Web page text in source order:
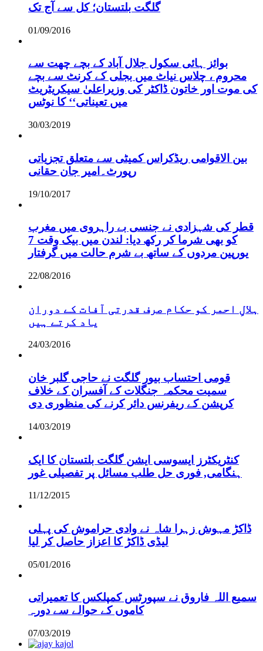
گلگت بلتستان؛ کل سے آج تک
01/09/2016
بوائز ہائی سکول جلال آباد کے بچے چھت سے
محروم ، چلاس نیاٹ میں بجلی کے کرنٹ سے بچے
کی موت اور خاتون ڈاکٹر کی وزیراعلیٰ سیکریٹریٹ
میں تعیناتی‘‘ کا نوٹس
30/03/2019
بین الاقوامی ریڈکراس کمیٹی سے متعلق تجزیاتی
رپورٹ۔امیر جان حقانی
19/10/2017
قطر کی شہزادی نے جنسی بے راہروی میں مغرب
کو بھی شرما کر رکھ دیا: لندن میں بیک وقت 7
یورپین مردوں کے ساتھ بے شرم حالت میں گرفتار
22/08/2016
ہلالِ احمر کو حکام صرف قدرتی آفات کے دوران
یاد کرتے ہیں
24/03/2016
قومی احتساب بیور گلگت نے حاجی گلبر خان
سمیت محکمہ جنگلات کے آفسران کے خلاف
کرپشن کے ریفرنس دائر کرنے کی منظوری دی
14/03/2019
کنٹریکٹرز ایسوسی ایشن گلگت بلتستان کا ایک
ہنگامی, فوری حل طلب مسائل پر تفصیلی غور
11/12/2015
ڈاکڑ مہوش زہرا شاہ نے وادی حراموش کی پہلی
لیڈی ڈاکڑ کا اعزاز حاصل کر لیا
05/01/2016
سمیع اللہ فاروق نے سپورٹس کمپلکس کا تعمیراتی
کاموں کے حوالے سے دورہ
07/03/2019